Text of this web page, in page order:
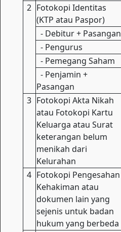
2 Fotokopi Identitas
(KTP atau Paspor)
- Debitur + Pasangan
- Pengurus
- Pemegang Saham
- Penjamin +
Pasangan
3 Fotokopi Akta Nikah
atau Fotokopi Kartu
Keluarga atau Surat
keterangan belum
menikah dari
Kelurahan
4 Fotokopi Pengesahan
Kehakiman atau
dokumen lain yang
sejenis untuk badan
hukum yang berbeda